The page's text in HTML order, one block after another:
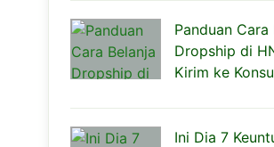
Panduan Cara
Dropship di
Kirim ke
Ini Dia 7